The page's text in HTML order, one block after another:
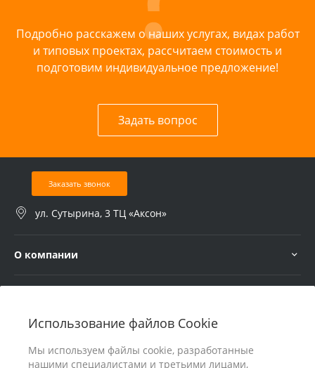
Использование файлов Cookie
Мы используем файлы cookie, разработанные
нашими специалистами и третьими лицами,
Подробно расскажем о наших услугах, видах работ
и типовых проектах, рассчитаем стоимость и
подготовим индивидуальное предложение!
Задать вопрос
Заказать звонок
ул. Сутырина, 3 ТЦ «Аксон»
О компании